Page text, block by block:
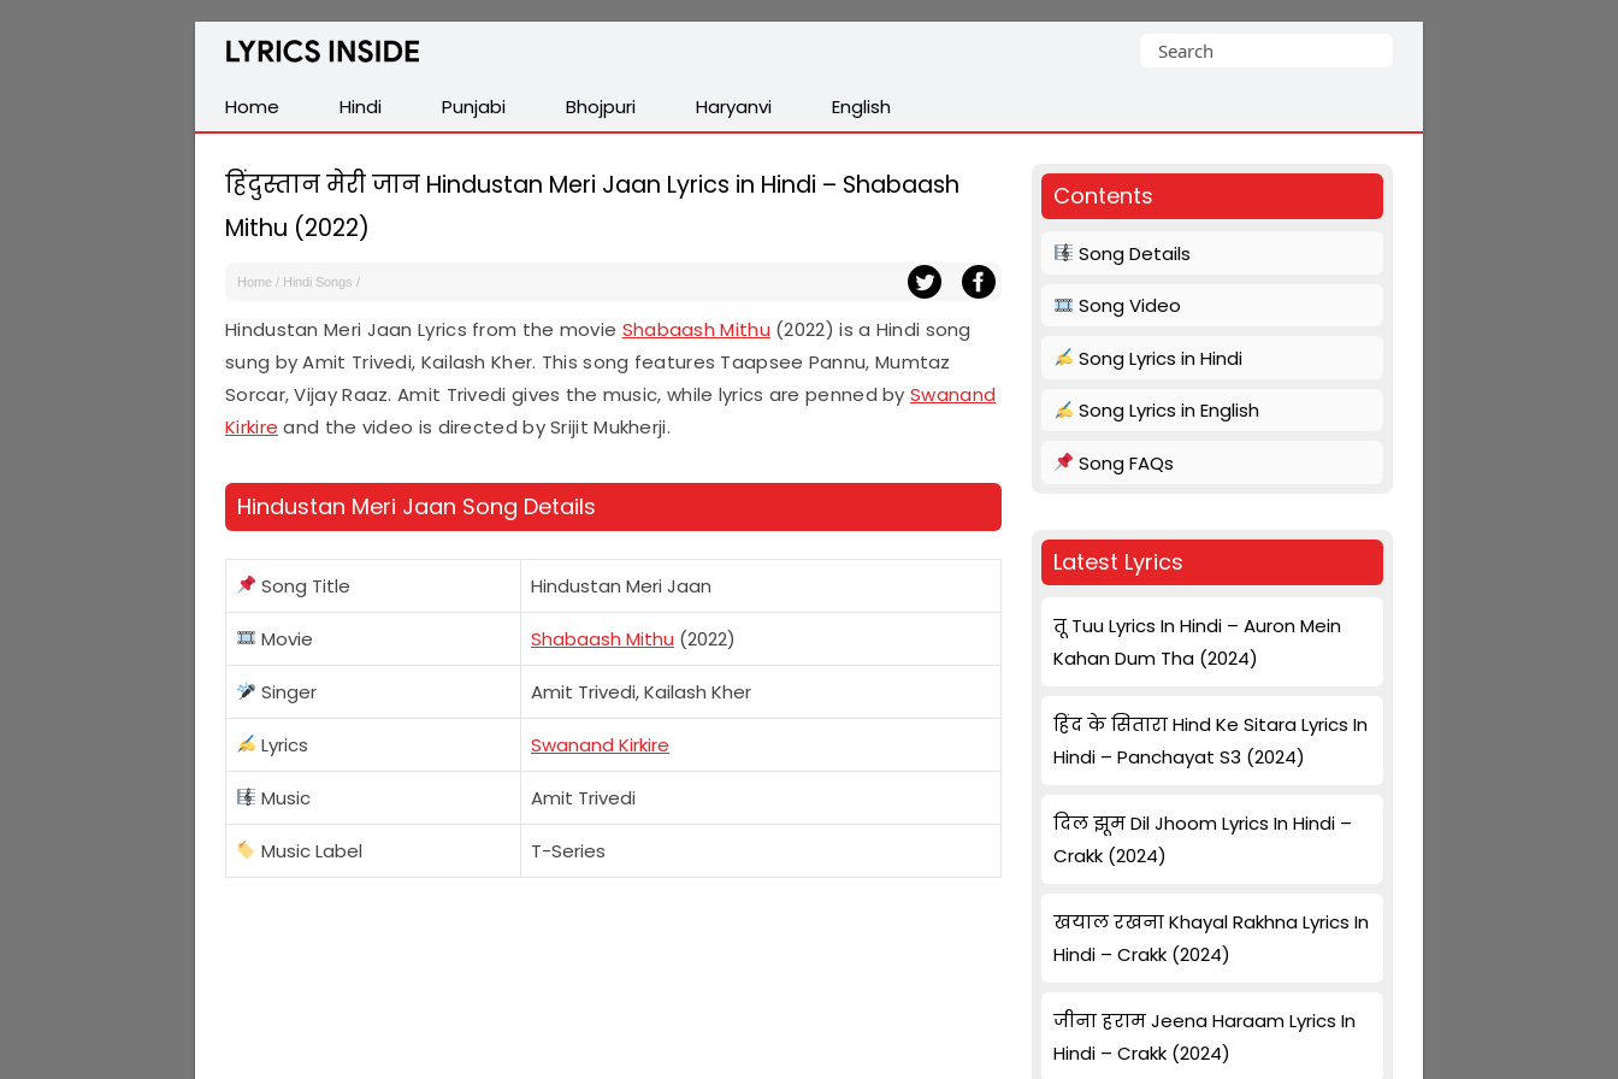
Latest
Hindi,
Tamil,
Malayalam,
Telugu,
English,
Punjabi
Search
Home
Hindi Punjabi Bhojpuri Haryanvi English
हिंदुस्तान मेरी जान Hindustan Meri Jaan Lyrics in Hindi – Shabaash
Mithu (2022)
Home / Hindi Songs /
Hindustan Meri Jaan Lyrics from the movie Shabaash Mithu (2022) is a Hindi song
sung by Amit Trivedi, Kailash Kher. This song features Taapsee Pannu, Mumtaz
Sorcar, Vijay Raaz. Amit Trivedi gives the music, while lyrics are penned bySwanand
Kirkire and the video is directed by Srijit Mukherji.
Hindustan Meri Jaan Song Details
Song Title Hindustan Meri Jaan
Movie Shabaash Mithu (2022)
Singer Amit Trivedi, Kailash Kher
Lyrics Swanand Kirkire
Music Amit Trivedi
Music Label T-Series
Contents
Song Details
Song Video
Song Lyrics in Hindi
Song Lyrics in English
Song FAQs
Latest Lyrics
तू Tuu Lyrics In Hindi – Auron Mein
Kahan Dum Tha (2024)
हिंद के सितारा Hind Ke Sitara Lyrics In
Hindi – Panchayat S3 (2024)
दिल झूम Dil Jhoom Lyrics In Hindi –
Crakk (2024)
खयाल रखना Khayal Rakhna Lyrics In
Hindi – Crakk (2024)
जीना हराम Jeena Haraam Lyrics In
Hindi – Crakk (2024)